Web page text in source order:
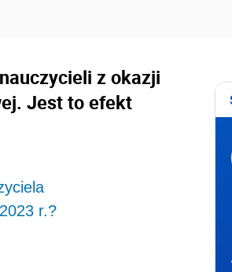
z okazji
Jest to efekt
r.?